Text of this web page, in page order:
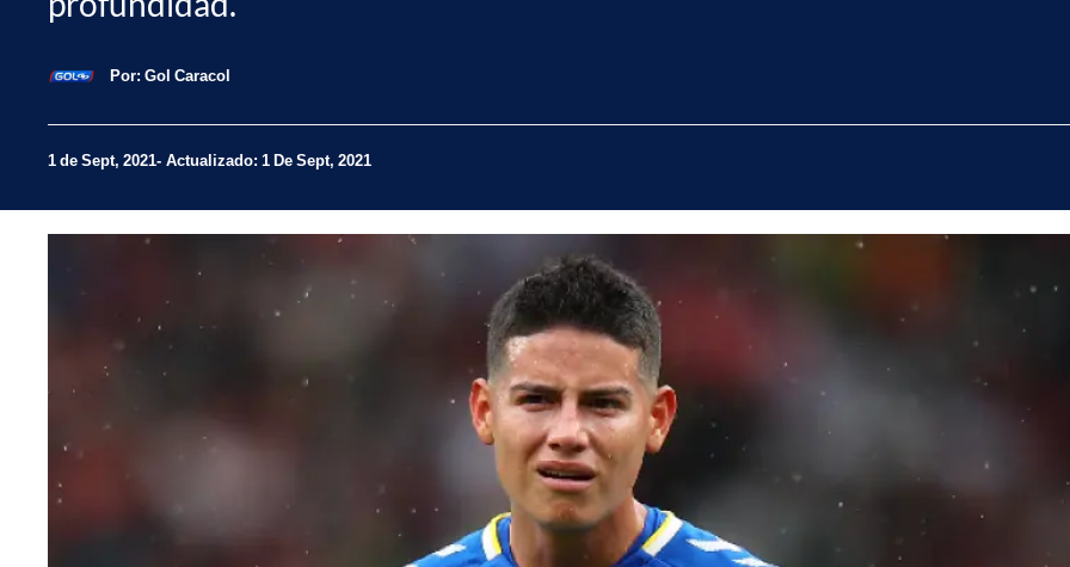
Por: Gol Caracol
1 de Sept, 2021 Actualizado: 1 De Sept, 2021